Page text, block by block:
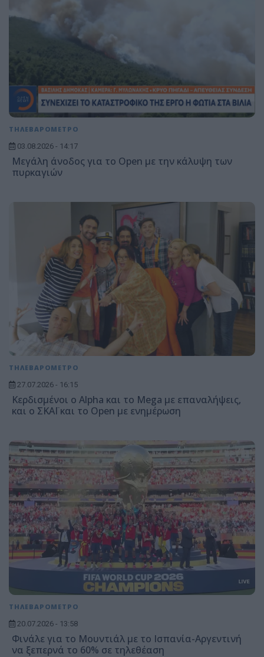
ΤΗΛΕΒΑΡΟΜΕΤΡΟ
03.08.2026 - 14:17
Μεγάλη άνοδος για το Open με την κάλυψη των
πυρκαγιών
ΤΗΛΕΒΑΡΟΜΕΤΡΟ
27.07.2026 - 16:15
Κερδισμένοι ο Alpha και το Mega με επαναλήψεις,
και ο ΣΚΑΪ και το Open με ενημέρωση
ΤΗΛΕΒΑΡΟΜΕΤΡΟ
20.07.2026 - 13:58
Φινάλε για το Μουντιάλ με το Ισπανία-Αργεντινή
να ξεπερνά το 60% σε τηλεθέαση